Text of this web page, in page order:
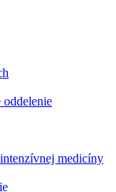
medicíny